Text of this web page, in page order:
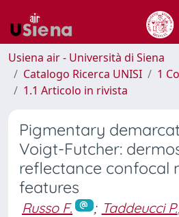
Usiena air - Università di Siena
Catalogo Ricerca UNISI
1
1.1 Articolo in rivista
Pigmentary
Voigt-Futcher:
reflectance confocal
features
Russo F. ; Taddeucci P.